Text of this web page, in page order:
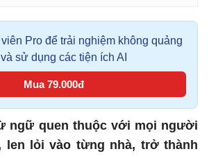
Pro để trải nghiệm không quảng
sử dụng các tiện ích AI
Mua 79.000đ
ngữ quen thuộc với mọi người
lỏi vào từng nhà, trở thành